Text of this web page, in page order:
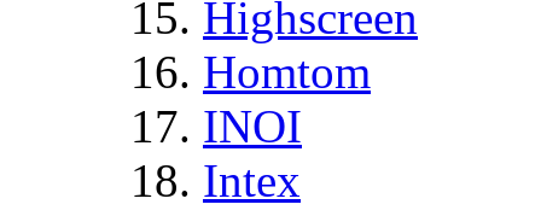
Highscreen
Homtom
INOI
Intex